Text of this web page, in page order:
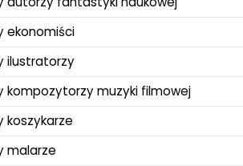
ekonomiści
ilustratorzy
kompozytorzy muzyki filmowej
koszykarze
malarze